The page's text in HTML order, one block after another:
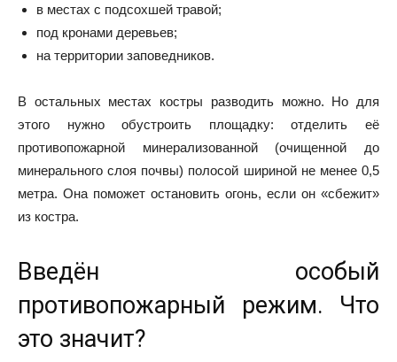
в местах с подсохшей травой;
под кронами деревьев;
на территории заповедников.
В остальных местах костры разводить можно. Но для
этого нужно обустроить площадку: отделить её
противопожарной минерализованной (очищенной до
минерального слоя почвы) полосой шириной не менее 0,5
метра. Она поможет остановить огонь, если он «сбежит»
из костра.
Введён особый
противопожарный режим. Что
это значит?